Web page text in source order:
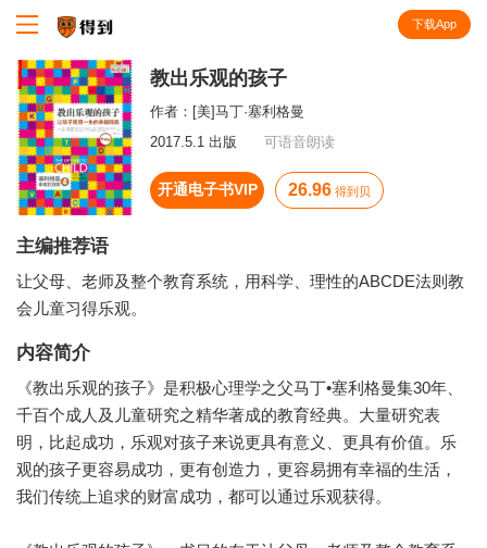
下载App
教出乐观的孩子
作者： [美]马丁·塞利格曼
2017.5.1 出版
可语音朗读
开通电子书VIP 26.96 得到贝
主编推荐语
让父母、老师及整个教育系统，用科学、理性的ABCDE法则教
会儿童习得乐观。
内容简介
《教出乐观的孩子》是积极心理学之父马丁•塞利格曼集30年、
千百个成人及儿童研究之精华著成的教育经典。大量研究表
明，比起成功，乐观对孩子来说更具有意义、更具有价值。乐
观的孩子更容易成功，更有创造力，更容易拥有幸福的生活，
我们传统上追求的财富成功，都可以通过乐观获得。